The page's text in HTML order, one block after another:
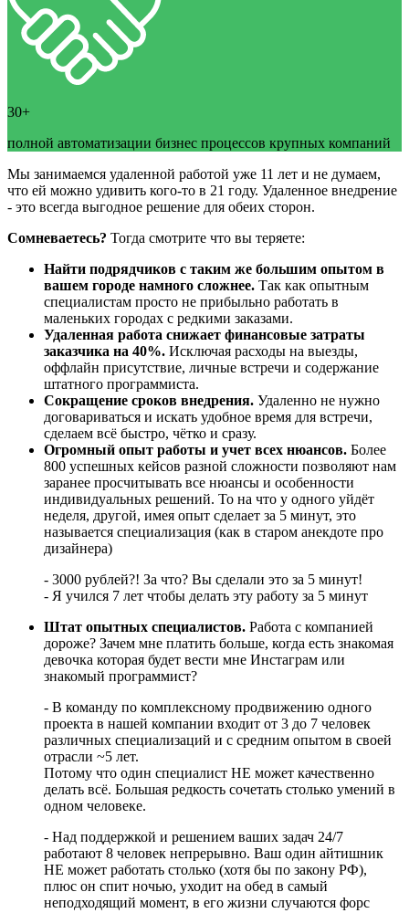
30+
полной автоматизации бизнес процессов крупных компаний
Мы занимаемся удаленной работой уже 11 лет и не думаем,
что ей можно удивить кого-то в 21 году. Удаленное внедрение
- это всегда выгодное решение для обеих сторон.
Сомневаетесь? Тогда смотрите что вы теряете:
Найти подрядчиков с таким же большим опытом в
вашем городе намного сложнее. Так как опытным
специалистам просто не прибыльно работать в
маленьких городах с редкими заказами.
Удаленная работа снижает финансовые затраты
заказчика на 40%. Исключая расходы на выезды,
оффлайн присутствие, личные встречи и содержание
штатного программиста.
Сокращение сроков внедрения. Удаленно не нужно
договариваться и искать удобное время для встречи,
сделаем всё быстро, чётко и сразу.
Огромный опыт работы и учет всех нюансов. Более
800 успешных кейсов разной сложности позволяют нам
заранее просчитывать все нюансы и особенности
индивидуальных решений. То на что у одного уйдёт
неделя, другой, имея опыт сделает за 5 минут, это
называется специализация (как в старом анекдоте про
дизайнера)
- 3000 рублей?! За что? Вы сделали это за 5 минут!
- Я учился 7 лет чтобы делать эту работу за 5 минут
Штат опытных специалистов. Работа с компанией
дороже? Зачем мне платить больше, когда есть знакомая
девочка которая будет вести мне Инстаграм или
знакомый программист?
- В команду по комплексному продвижению одного
проекта в нашей компании входит от 3 до 7 человек
различных специализаций и с средним опытом в своей
отрасли ~5 лет.
Потому что один специалист НЕ может качественно
делать всё. Большая редкость сочетать столько умений в
одном человеке.
- Над поддержкой и решением ваших задач 24/7
работают 8 человек непрерывно. Ваш один айтишник
НЕ может работать столько (хотя бы по закону РФ),
плюс он спит ночью, уходит на обед в самый
неподходящий момент, в его жизни случаются форс